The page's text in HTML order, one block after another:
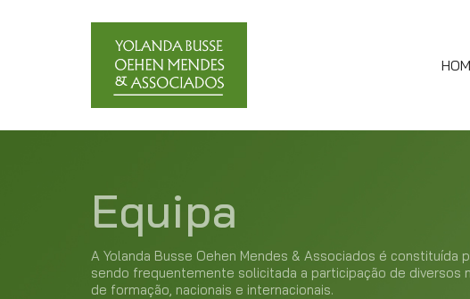
Equipa
A Yolanda Busse Oehen Mendes & Associados é constituída
sendo frequentemente solicitada a participação de diversos
de formação, nacionais e internacionais.